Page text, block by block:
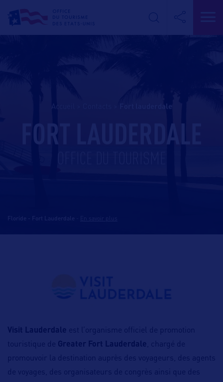
fort lauderdale
FORT LAUDERDALE
Floride - Fort Lauderdale
Visit Lauderdale est l’organisme officiel de promotion
touristique de Greater Fort Lauderdale , chargé de
promouvoir la destination auprès des voyageurs, des agents
de voyages, des organisateurs de congrès ainsi que des